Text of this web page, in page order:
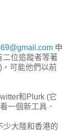
申
二位追蹤者等著
)，可能他們以前
和Plurk (它
一個新工具．
少大陸和香港的